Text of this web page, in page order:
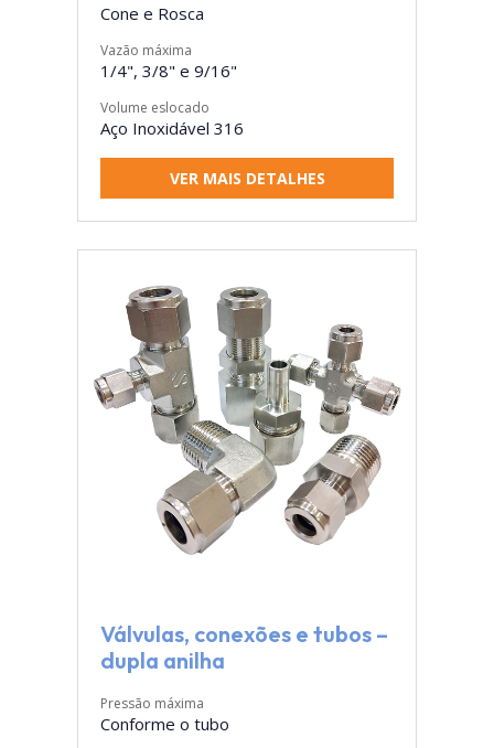
Cone e Rosca
Vazão máxima
1/4", 3/8" e 9/16"
Volume eslocado
Aço Inoxidável 316
VER MAIS DETALHES
Válvulas, conexões e tubos –
dupla anilha
Pressão máxima
Conforme o tubo